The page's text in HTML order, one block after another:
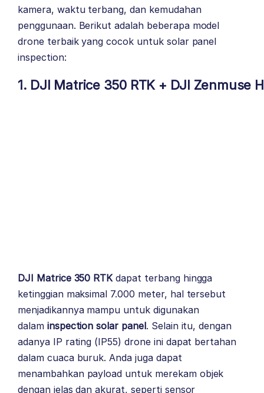
kamera, waktu terbang, dan kemudahan
penggunaan. Berikut adalah beberapa model
drone terbaik yang cocok untuk solar panel
inspection:
1. DJI Matrice 350 RTK+ DJI Zenmuse
DJI Matrice 350 RTKdapat terbang hingga
ketinggian maksimal 7.000 meter, hal tersebut
menjadikannya mampu untuk digunakan
dalam inspection solar panel. Selain itu, dengan
adanya IP rating (IP55) drone ini dapat bertahan
dalam cuaca buruk. Anda juga dapat
menambahkan payload untuk merekam objek
dengan jelas dan akurat, seperti sensor